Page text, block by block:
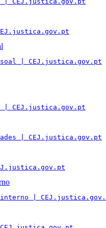
| CEJ.justica.gov.pt
| CEJ.justica.gov.pt
| CEJ.justica.gov.pt
interno |